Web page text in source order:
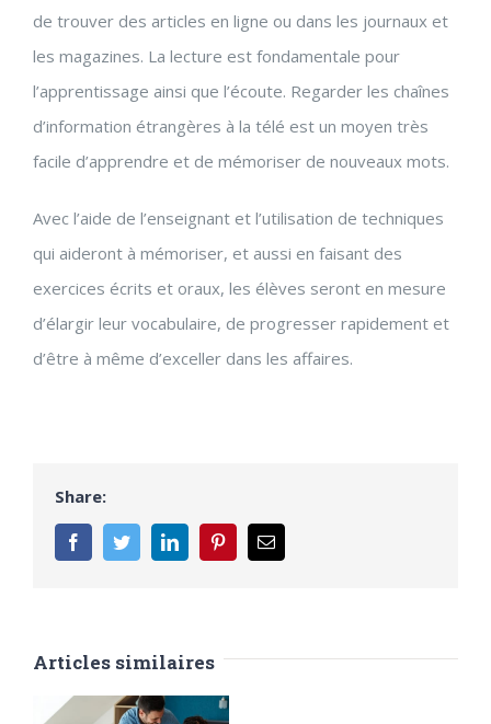
de trouver des articles en ligne ou dans les journaux et
les magazines. La lecture est fondamentale pour
l’apprentissage ainsi que l’écoute. Regarder les chaînes
d’information étrangères à la télé est un moyen très
facile d’apprendre et de mémoriser de nouveaux mots.
Avec l’aide de l’enseignant et l’utilisation de techniques
qui aideront à mémoriser, et aussi en faisant des
exercices écrits et oraux, les élèves seront en mesure
d’élargir leur vocabulaire, de progresser rapidement et
d’être à même d’exceller dans les affaires.
Share:
FacebookTwitterLinkedInPinterestEmail
Articles similaires